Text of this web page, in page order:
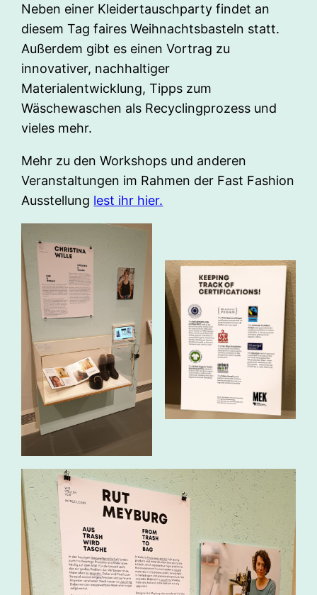
Neben einer Kleidertauschparty findet an
diesem Tag faires Weihnachtsbasteln statt.
Außerdem gibt es einen Vortrag zu
innovativer, nachhaltiger
Materialentwicklung, Tipps zum
Wäschewaschen als Recyclingprozess und
vieles mehr.
Mehr zu den Workshops und anderen
Veranstaltungen im Rahmen der Fast Fashion
Ausstellung lest ihr hier.